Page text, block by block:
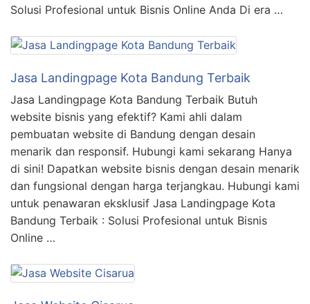
Solusi Profesional untuk Bisnis Online Anda Di era …
Jasa Landingpage Kota Bandung Terbaik
Jasa Landingpage Kota Bandung Terbaik Butuh
website bisnis yang efektif? Kami ahli dalam
pembuatan website di Bandung dengan desain
menarik dan responsif. Hubungi kami sekarang Hanya
di sini! Dapatkan website bisnis dengan desain menarik
dan fungsional dengan harga terjangkau. Hubungi kami
untuk penawaran eksklusif Jasa Landingpage Kota
Bandung Terbaik : Solusi Profesional untuk Bisnis
Online …